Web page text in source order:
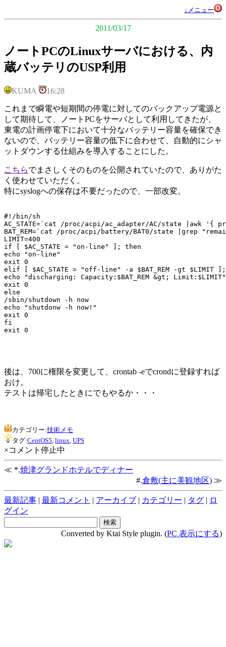
↓メニュー
2011/03/17
ノートPCのLinuxサーバにおける、内
蔵バッテリのUSP利用
KUMA 16:28
これまで瞬電や短期間の停電に対してのバックアップ電源と
して期待して、ノートPCをサーバとして利用してきたが、
東電の計画停電下において十分なバッテリー容量を確保でき
ないので、バッテリー容量の低下に合わせて、自動的にシャ
ットダウンする仕組みを導入することにした。
こちらでまさしくそのものを公開されていたので、ありがた
く使わせていただく。
特にsyslogへの保存は不要だったので、一部改変。
#!/bin/sh
AC_STATE=`cat /proc/acpi/ac_adapter/AC/state |awk '{
BAT_REM=`cat /proc/acpi/battery/BAT0/state |grep
LIMIT=400
if [ $AC_STATE = "on-line" ]; then
echo "on-line"
exit 0
elif [ $AC_STATE = "off-line" -a $BAT_REM -gt $LIMIT
echo "discharging: Capacity:$BAT_REM &gt; Limit:$LIMIT"
exit 0
else
/sbin/shutdown -h now
echo "shutdonw -h now!"
exit 0
fi
exit 0
後は、700に権限を変更して、crontab -eでcrondに登録すれば
おけ。
テストは帰宅したときにでもやるか・・・
カテゴリー:技術メモ
タグ:CentOS5 linux UPS
×コメント停止中
≪ *.焼津グランドホテルでディナー
#.倉敷(主に美観地区) ≫
最新記事 | 最新コメント | アーカイブ | カテゴリー | タグ | ロ
グイン
Converted by Ktai Style plugin. (PC 表示にする)